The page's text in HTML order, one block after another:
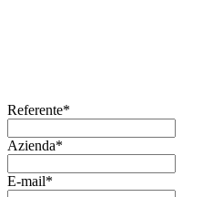
Referente*
Azienda*
E-mail*